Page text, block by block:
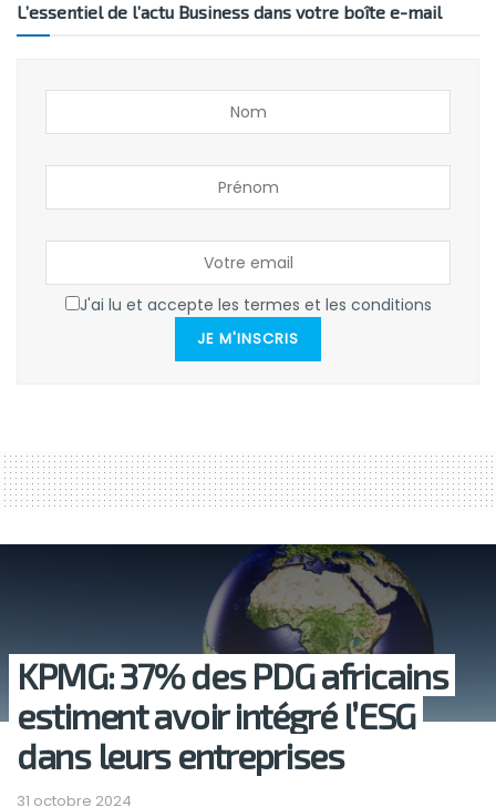
L’essentiel de l’actu Business dans votre boîte e-mail
J'ai lu et accepte les termes et les conditions
JE M'INSCRIS
KPMG: 37% des PDG africains
estiment avoir intégré l’ESG
dans leurs entreprises
31 octobre 2024